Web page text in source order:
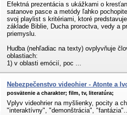
Efektná prezentácia s ukážkami o
satanove pasce a metódy ľahko
svoj playlist s kritériami, ktoré
základe Biblie, Ducha proroctva, vedy a
priemyslu.
Hudba (nehľadiac na texty) ovplyvňuje
oblastiach:
1) v oblasti emócií, poc ...
Nebezpečenstvo videohier - Atonte a
posvätenie a charakter; film, tv, literatúra;
Vplyv videohrier na myšlienky, pocity a
"interaktívny", "demonštrácia",